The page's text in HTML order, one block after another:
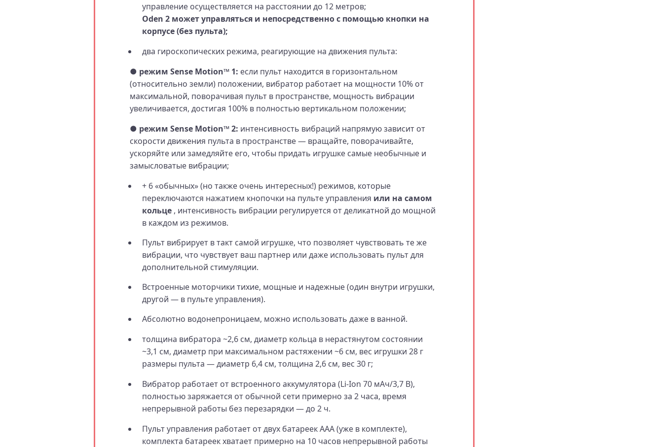
управление осуществляется на расстоянии до 12 метров;
Oden 2 может управляться и непосредственно с помощью кнопки на
корпусе (без пульта);
два гироскопических режима, реагирующие на движения пульта:
● режим Sense Motion™ 1: если пульт находится в горизонтальном
(относительно земли) положении, вибратор работает на мощности 10% от
максимальной, поворачивая пульт в пространстве, мощность вибрации
увеличивается, достигая 100% в полностью вертикальном положении;
● режим Sense Motion™ 2: интенсивность вибраций напрямую зависит от
скорости движения пульта в пространстве — вращайте, поворачивайте,
ускоряйте или замедляйте его, чтобы придать игрушке самые необычные и
замысловатые вибрации;
+ 6 «обычных» (но также очень интересных!) режимов, которые
переключаются нажатием кнопочки на пульте управления или на самом
кольце, интенсивность вибрации регулируется от деликатной до мощной
в каждом из режимов.
Пульт вибрирует в такт самой игрушке, что позволяет чувствовать те же
вибрации, что чувствует ваш партнер или даже использовать пульт для
дополнительной стимуляции.
Встроенные моторчики тихие, мощные и надежные (один внутри игрушки,
другой — в пульте управления).
Абсолютно водонепроницаем, можно использовать даже в ванной.
толщина вибратора ~2,6 см, диаметр кольца в нерастянутом состоянии
~3,1 см, диаметр при максимальном растяжении ~6 см, вес игрушки 28 г
размеры пульта — диаметр 6,4 см, толщина 2,6 см, вес 30 г;
Вибратор работает от встроенного аккумулятора (Li-Ion 70 мАч/3,7 В),
полностью заряжается от обычной сети примерно за 2 часа, время
непрерывной работы без перезарядки — до 2 ч.
Пульт управления работает от двух батареек AAA (уже в комплекте),
комплекта батареек хватает примерно на 10 часов непрерывной работы